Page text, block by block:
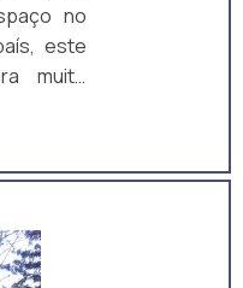
no
este
muito
mas
centros
áreas